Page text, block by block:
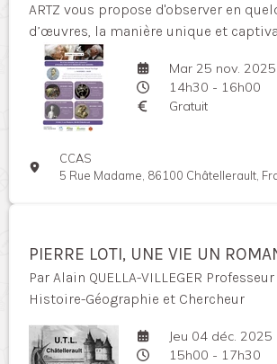
ARTZ vous propose d'observer en
d’œuvres, la manière unique et
Mar 25 nov. 2025
14h30 - 16h00
Gratuit
CCAS
5 Rue Madame, 86100 Châtellerault,
PIERRE LOTI, UNE VIE UN
Par Alain QUELLA-VILLEGER
Histoire-Géographie et Chercheur
Jeu 04 déc. 2025
15h00 - 17h30